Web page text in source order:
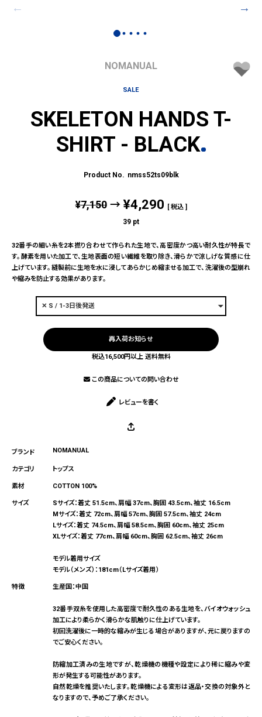
NOMANUAL
SALE
SKELETON HANDS T-
SHIRT - BLACK
nmss52ts09blk
¥7,150 → ¥4,290 税込
39 pt
32番手の細い糸を2本撚り合わせて作られた生地で、高密度かつ高い耐久性が特長で
す。酵素を用いた加工で、生地表面の短い繊維を取り除き、滑らかで涼しげな質感に仕
上げています。縫製前に生地を水に浸してあらかじめ縮ませる加工で、洗濯後の型崩れ
や縮みを防止する効果があります。
再入荷お知らせ
税込16,500円以上 送料無料
この商品についての問い合わせ
レビューを書く
NOMANUAL
トップス
COTTON 100%
Sサイズ：着丈 51.5cm、肩幅 37cm、胸囲 43.5cm、袖丈 16.5cm
Mサイズ：着丈 72cm、肩幅 57cm、胸囲 57.5cm、袖丈 24cm
Lサイズ：着丈 74.5cm、肩幅 58.5cm、胸囲 60cm、袖丈 25cm
XLサイズ：着丈 77cm、肩幅 60cm、胸囲 62.5cm、袖丈 26cm
モデル着用サイズ
モデル（メンズ）：181cm（Lサイズ着用）
生産国：中国
32番手双糸を使用した高密度で耐久性のある生地を、バイオウォッシュ
加工により柔らかく滑らかな肌触りに仕上げています。
初回洗濯後に一時的な縮みが生じる場合がありますが、元に戻りますの
でご安心ください。
防縮加工済みの生地ですが、乾燥機の機種や設定により稀に縮みや変
形が発生する可能性があります。
自然乾燥を推奨いたします。乾燥機による変形は返品・交換の対象外と
なりますので、予めご了承ください。